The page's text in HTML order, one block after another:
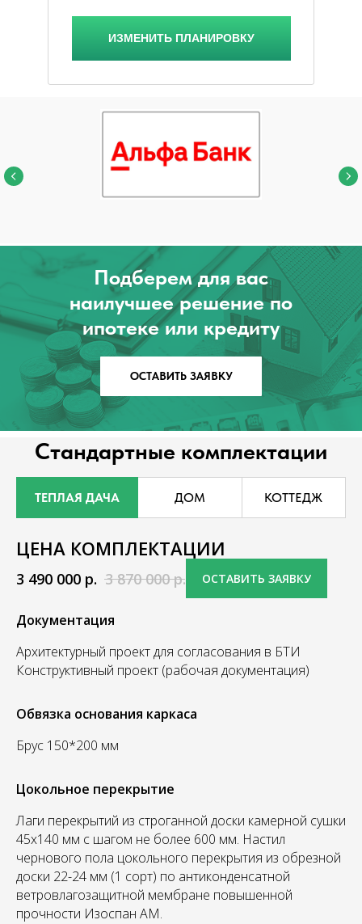
ИЗМЕНИТЬ ПЛАНИРОВКУ
ОСТАВИТЬ ЗАЯВКУ
Подберем для вас
наилучшее решение по
ипотеке или кредиту
Стандартные комплектации
ТЕПЛАЯ ДАЧА ДОМ КОТТЕДЖ
ЦЕНА КОМПЛЕКТАЦИИ
3 490 000 р. 3 870 000 р. ОСТАВИТЬ ЗАЯВКУ
Документация
Архитектурный проект для согласования в БТИ
Конструктивный проект (рабочая документация)
Обвязка основания каркаса
Брус 150*200 мм
Цокольное перекрытие
Лаги перекрытий из строганной доски камерной сушки
45х140 мм с шагом не более 600 мм. Настил
чернового пола цокольного перекрытия из обрезной
доски 22-24 мм (1 сорт) по антиконденсатной
ветровлагозащитной мембране повышенной
прочности Изоспан АМ.